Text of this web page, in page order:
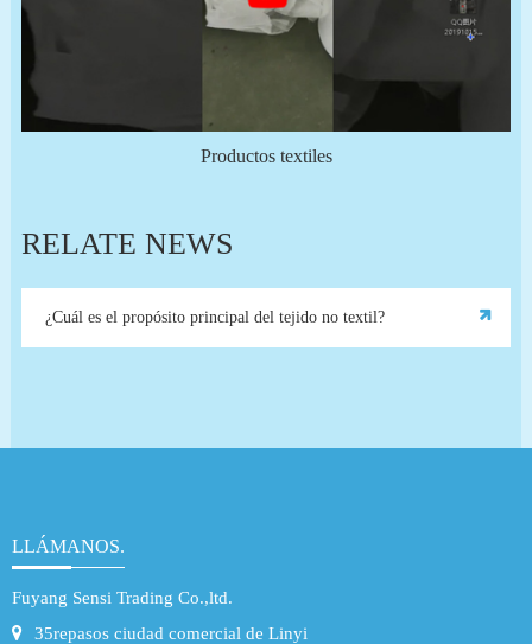
Productos textiles
RELATE NEWS
¿Cuál es el propósito principal del tejido no textil?
LLÁMANOS.
Fuyang Sensi Trading Co.,ltd.
35repasos ciudad comercial de Linyi